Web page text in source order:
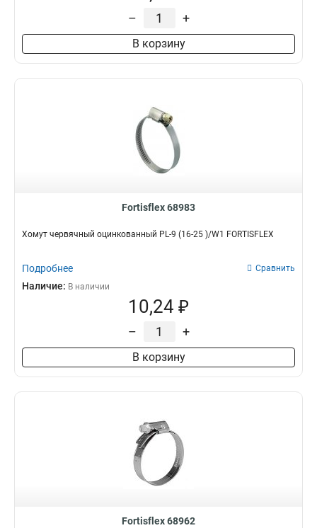
– +
В корзину
Fortisflex 68983
Хомут червячный оцинкованный PL-9 (16-25 )/W1 FORTISFLEX
Подробнее Сравнить
Наличие: В наличии
10,24 ₽
– +
В корзину
Fortisflex 68962